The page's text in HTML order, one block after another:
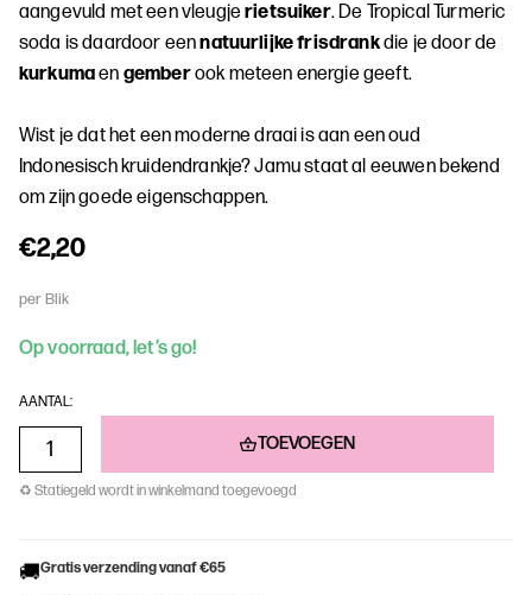
aangevuld met een vleugjerietsuiker. De Tropical Turmeric
soda is daardoor eennatuurlijke frisdrankdie je door de
kurkumaen gemberook meteen energie geeft.
Wist je dat het een moderne draai is aan een oud
Indonesisch kruidendrankje? Jamu staat al eeuwen bekend
om zijn goede eigenschappen.
€2,20
per Blik
Op voorraad, let’s go!
AANTAL:
TOEVOEGEN
♻ Statiegeld wordt in winkelmand toegevoegd
🚚Gratis verzending vanaf €65